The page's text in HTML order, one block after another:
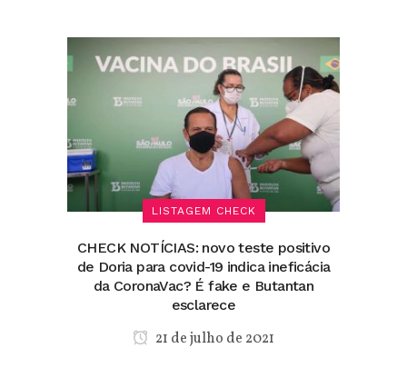
LISTAGEM CHECK
CHECK NOTÍCIAS: novo teste positivo
de Doria para covid-19 indica ineficácia
da CoronaVac? É fake e Butantan
esclarece
21 de julho de 2021